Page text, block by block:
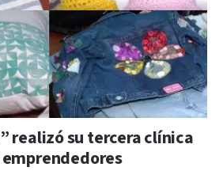
realizó su tercera clínica
emprendedores